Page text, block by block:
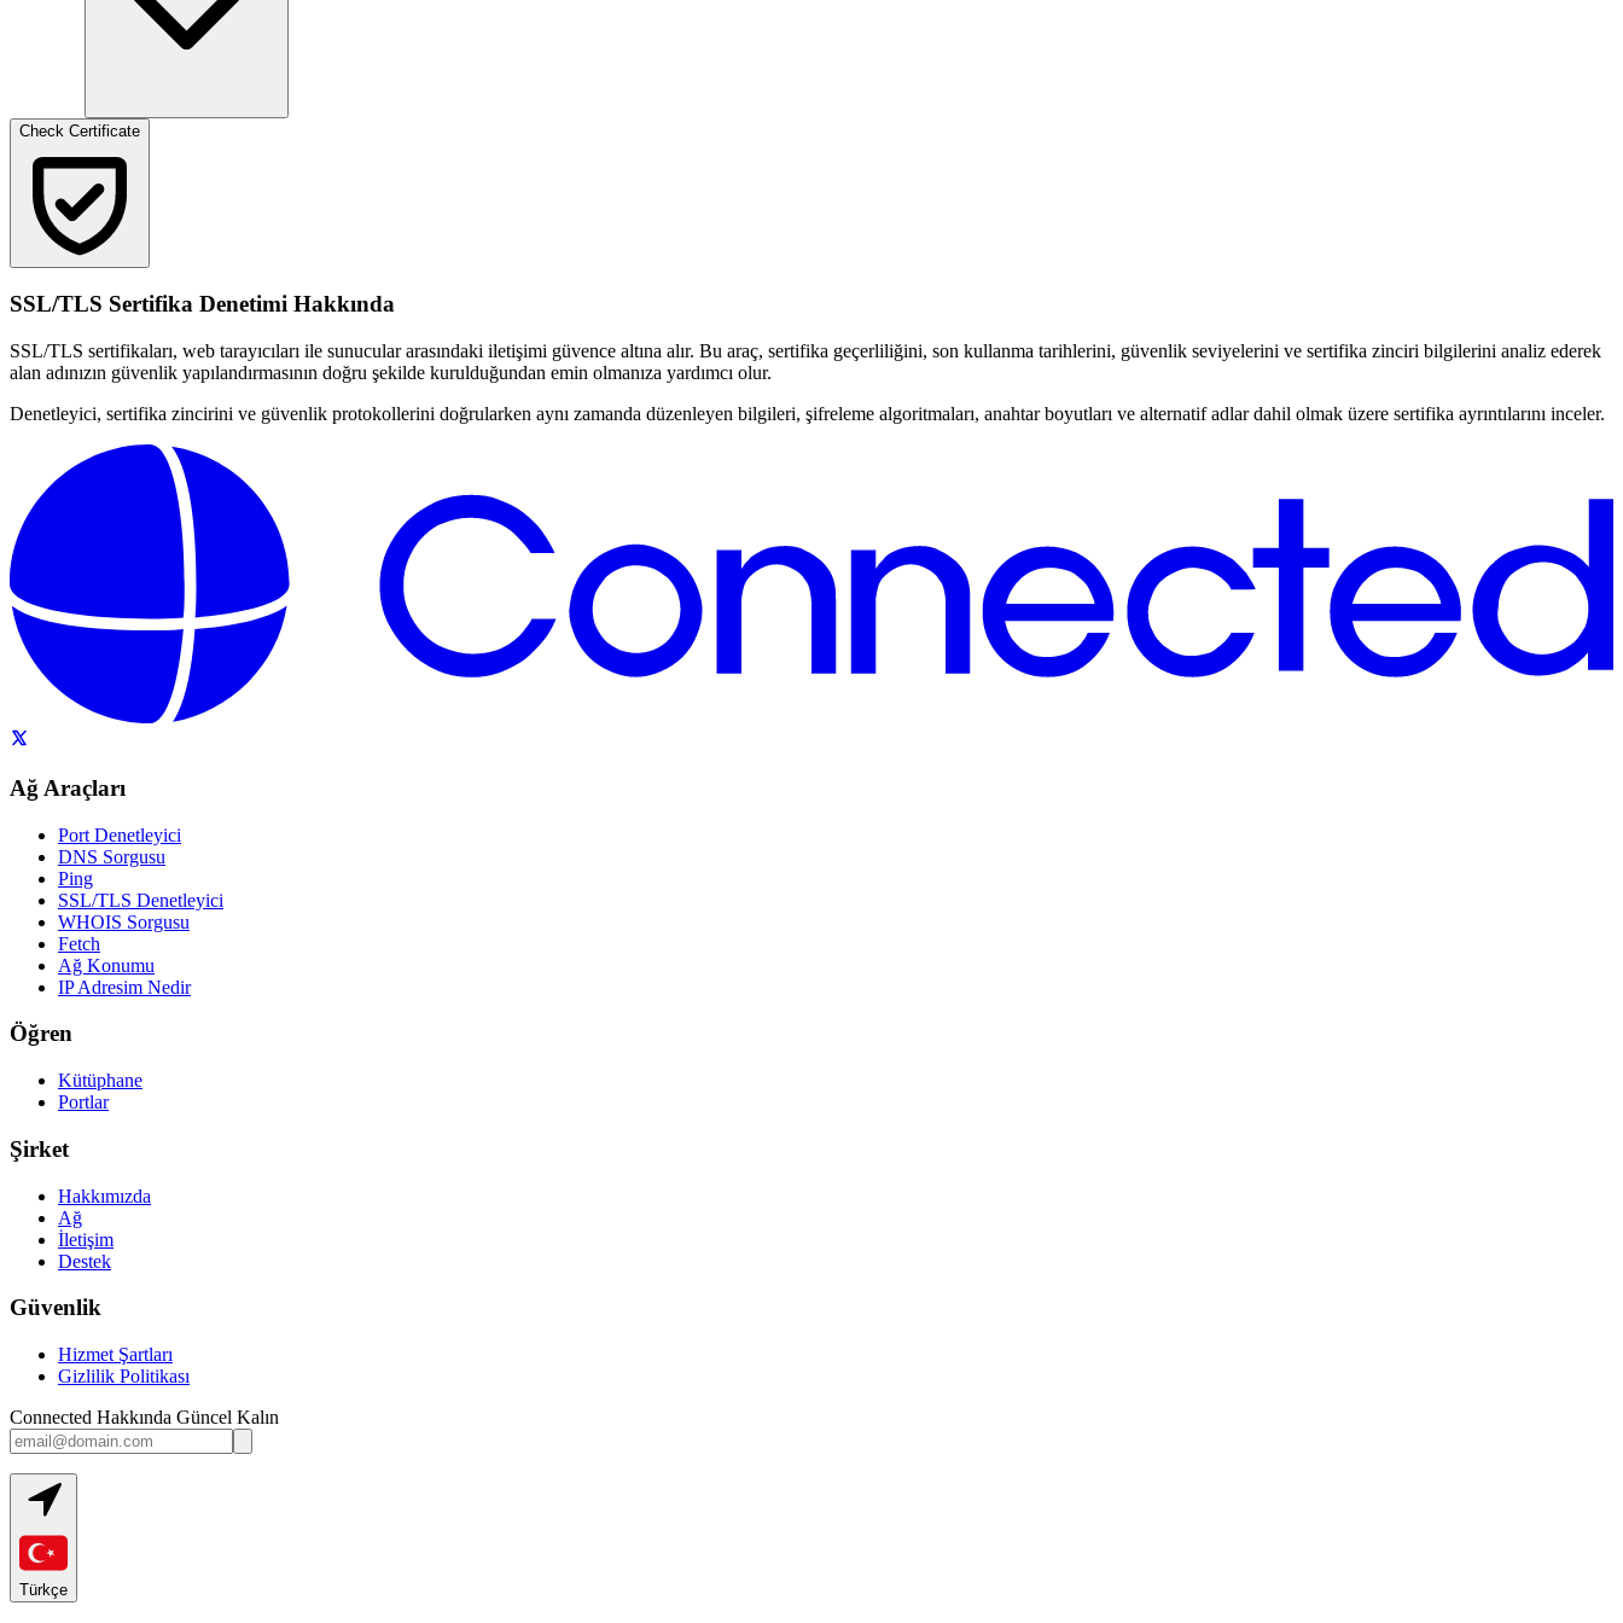
Check Certificate
SSL/TLS Sertifika Denetimi Hakkında
SSL/TLS sertifikaları, web tarayıcıları ile sunucular arasındaki iletişimi güvence altına alır. Bu araç, sertifika geçerliliğini, son kullanma tarihlerini, güvenlik seviyelerini ve sertifika zinciri bilgilerini analiz ederek
alan adınızın güvenlik yapılandırmasının doğru şekilde kurulduğundan emin olmanıza yardımcı olur.
Denetleyici, sertifika zincirini ve güvenlik protokollerini doğrularken aynı zamanda düzenleyen bilgileri, şifreleme algoritmaları, anahtar boyutları ve alternatif adlar dahil olmak üzere sertifika ayrıntılarını inceler.
Ağ Araçları
Port Denetleyici
DNS Sorgusu
Ping
SSL/TLS Denetleyici
WHOIS Sorgusu
Fetch
Ağ Konumu
IP Adresim Nedir
Öğren
Kütüphane
Portlar
Şirket
Hakkımızda
Ağ
İletişim
Destek
Güvenlik
Hizmet Şartları
Gizlilik Politikası
Connected Hakkında Güncel Kalın
Türkçe